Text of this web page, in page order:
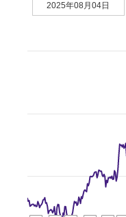
2025年08月04日